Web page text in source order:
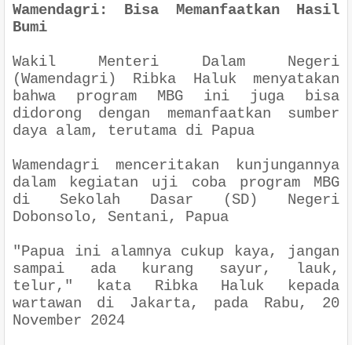
Wamendagri: Bisa Memanfaatkan Hasil
Bumi
Wakil Menteri Dalam Negeri
(Wamendagri) Ribka Haluk menyatakan
bahwa program MBG ini juga bisa
didorong dengan memanfaatkan sumber
daya alam, terutama di Papua
Wamendagri menceritakan kunjungannya
dalam kegiatan uji coba program MBG
di Sekolah Dasar (SD) Negeri
Dobonsolo, Sentani, Papua
"Papua ini alamnya cukup kaya, jangan
sampai ada kurang sayur, lauk,
telur," kata Ribka Haluk kepada
wartawan di Jakarta, pada Rabu, 20
November 2024